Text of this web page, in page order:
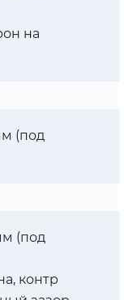
на
(под
(под
контр